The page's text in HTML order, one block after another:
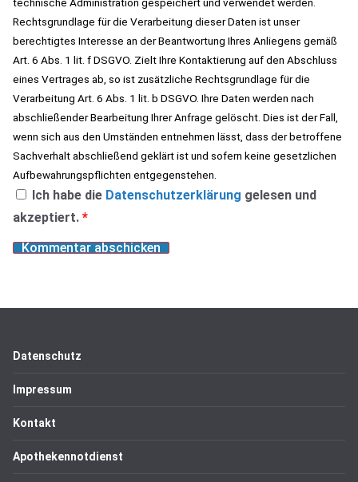
Rechtsgrundlage für die Verarbeitung dieser Daten ist unser
berechtigtes Interesse an der Beantwortung Ihres Anliegens gemäß
Art. 6 Abs. 1 lit. f DSGVO. Zielt Ihre Kontaktierung auf den Abschluss
eines Vertrages ab, so ist zusätzliche Rechtsgrundlage für die
Verarbeitung Art. 6 Abs. 1 lit. b DSGVO. Ihre Daten werden nach
abschließender Bearbeitung Ihrer Anfrage gelöscht. Dies ist der Fall,
wenn sich aus den Umständen entnehmen lässt, dass der betroffene
Sachverhalt abschließend geklärt ist und sofern keine gesetzlichen
Aufbewahrungspflichten entgegenstehen.
Ich habe die Datenschutzerklärung gelesen und
akzeptiert. *
Datenschutz
Impressum
Kontakt
Apothekennotdienst